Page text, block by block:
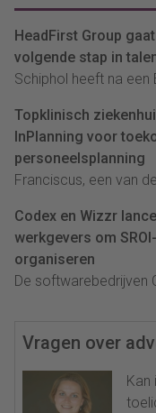
HeadFirst Group
volgende stap in
Schiphol heeft na een
Topklinisch
InPlanning voor
personeelsplanning
Franciscus, een van
Codex en Wizzr
werkgevers om
organiseren
De softwarebedrijven
Vragen over
Kan